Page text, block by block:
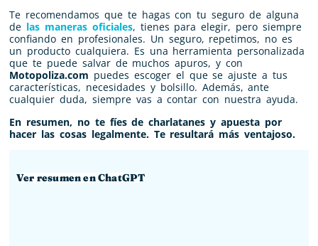
Te recomendamos que te hagas con tu seguro de alguna
de las maneras oficiales, tienes para elegir, pero siempre
confiando en profesionales. Un seguro, repetimos, no es
un producto cualquiera. Es una herramienta personalizada
que te puede salvar de muchos apuros, y con
Motopoliza.com puedes escoger el que se ajuste a tus
características, necesidades y bolsillo. Además, ante
cualquier duda, siempre vas a contar con nuestra ayuda.
En resumen, no te fíes de charlatanes y apuesta por
hacer las cosas legalmente. Te resultará más ventajoso.
Ver resumen en ChatGPT